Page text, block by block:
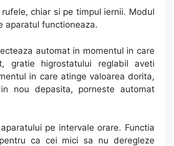
chiar si pe timpul iernii. Modul
aparatul functioneaza.
automat in momentul in care
gratie higrostatului reglabil aveti
in care atinge valoarea dorita,
nou depasita, porneste automat
pe intervale orare. Functia
ca cei mici sa nu deregleze